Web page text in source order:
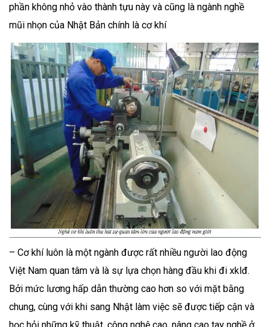
phần không nhỏ vào thành tựu này và cũng là ngành nghề
mũi nhọn của Nhật Bản chính là cơ khí
– Cơ khí luôn là một ngành được rất nhiều người lao động
Việt Nam quan tâm và là sự lựa chọn hàng đầu khi đi xklđ.
Bởi mức lương hấp dẫn thường cao hơn so với mặt bằng
chung, cùng với khi sang Nhật làm việc sẽ được tiếp cận và